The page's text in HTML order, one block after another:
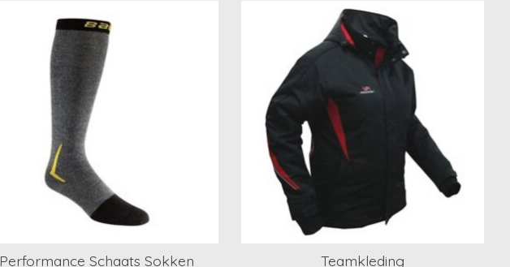
Performance Schaats Sokken Teamkleding